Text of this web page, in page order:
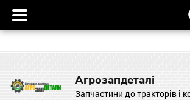
Агрозапдеталі
Запчастини до тракторів і